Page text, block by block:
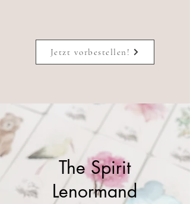
Jetzt vorbestellen!
The Spirit
Lenormand